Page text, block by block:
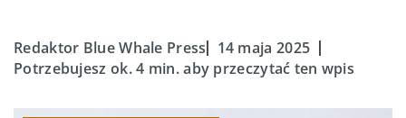
Redaktor Blue Whale Press
14 maja 2025
Potrzebujesz ok. 4 min. aby przeczytać ten wpis